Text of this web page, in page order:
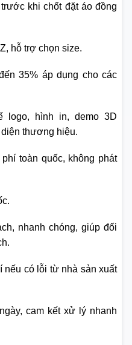
khi chốt đặt áo đồng
hỗ trợ chọn size.
35% áp dụng cho các
logo, hình in, demo 3D
thương hiệu.
toàn quốc, không phát
nhanh chóng, giúp đối
nếu có lỗi từ nhà sản xuất
cam kết xử lý nhanh